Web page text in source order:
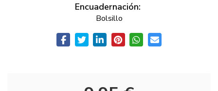
Encuadernación:
Bolsillo